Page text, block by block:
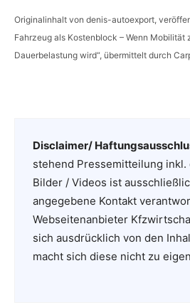
Originalinhalt von denis-autoexport,
Fahrzeug als Kostenblock – Wenn Mobilität
Dauerbelastung wird“, übermittelt durch
Disclaimer/
stehend Pressemitteilung inkl.
Bilder / Videos ist
angegebene Kontakt
Webseitenanbieter
sich ausdrücklich von den
macht sich diese nicht zu